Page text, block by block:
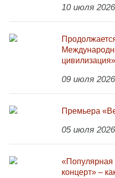
10 июля 2026
цивилизация»
09 июля 2026
Премьера
05 июля 2026
«Популярная
концерт» –